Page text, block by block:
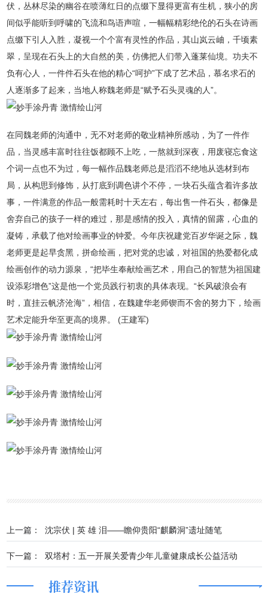
推荐资讯
伏，丛林尽染的幽谷在喷薄红日的点缀下显得更富有生机，狭小的房
间似乎能听到呼啸的飞流和鸟语声喧，一幅幅精彩绝伦的石头在诗画
点缀下引人入胜，凝视一个个富有灵性的作品，其山岚云岫，千顷素
翠，呈现在石头上的大自然的美，仿佛把人们带入蓬莱仙境。功夫不
负有心人，一件件石头在他的精心“呵护”下成了艺术品，慕名求石的
人逐渐多了起来，当地人称魏老师是“赋予石头灵魂的人”。
在同魏老师的沟通中，无不对老师的敬业精神所感动，为了一件作
品，当灵感丰富时往往饭都顾不上吃，一熬就到深夜，用废寝忘食这
个词一点也不为过，每一幅作品魏老师总是滔滔不绝地从选材到布
局，从构思到修饰，从打底到调色讲个不停，一块石头蕴含着许多故
事，一件满意的作品一般需耗时十天左右，每出售一件石头，都像是
舍弃自己的孩子一样的难过，那是感情的投入，真情的留露，心血的
凝铸，承载了他对绘画事业的钟爱。今年庆祝建党百岁华诞之际，魏
老师更是起早贪黑，拼命绘画，把对党的忠诚，对祖国的热爱都化成
绘画创作的动力源泉，“把毕生奉献绘画艺术，用自己的智慧为祖国建
设添彩增色”这是他一个党员践行初衷的具体表现。“长风破浪会有
时，直挂云帆济沧海”，相信，在魏建华老师锲而不舍的努力下，绘画
艺术定能升华至更高的境界。 (王建军)
上一篇： 沈宗伏 | 英 雄 泪——瞻仰贵阳“麒麟洞”遗址随笔
下一篇： 双塔村：五一开展关爱青少年儿童健康成长公益活动